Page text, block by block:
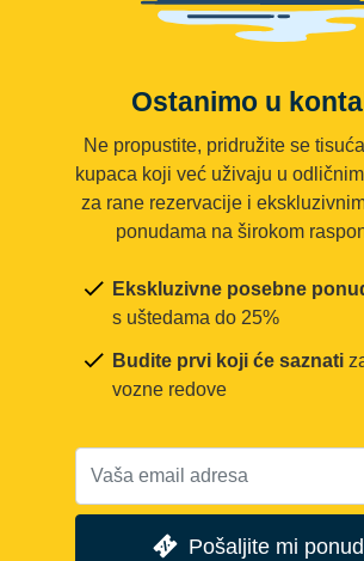
Ostanimo u
Ne propustite, pridružite se
kupaca koji već uživaju u
za rane rezervacije i
ponudama na širokom
Ekskluzivne posebne
s uštedama do 25%
Budite prvi koji će saznati
vozne redove
Pošaljite mi